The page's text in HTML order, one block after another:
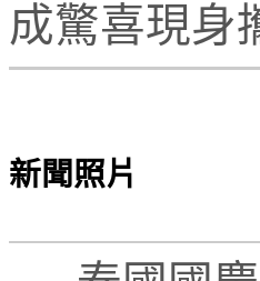
成驚喜現身
新聞照片